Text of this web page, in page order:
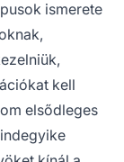
ismerete
kell
elsődleges